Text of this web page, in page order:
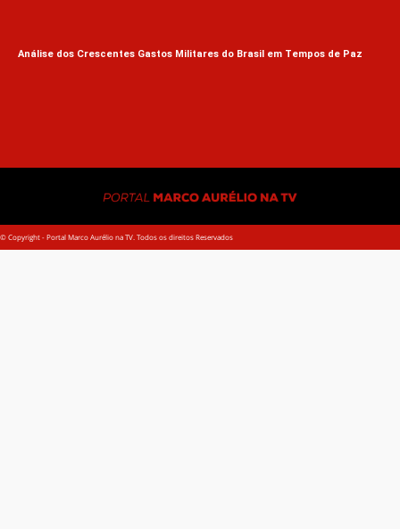
Análise dos Crescentes Gastos Militares do Brasil em Tempos de Paz
© Copyright - Portal Marco Aurélio na TV. Todos os direitos Reservados